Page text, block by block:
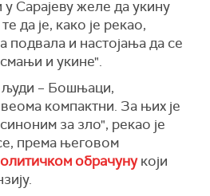
Сарајеву желе да укину
да је, како је рекао,
подвала и настојања да се
и укине".
људи – Бошњаци,
компактни. За њих је
за зло", рекао је
према његовом
обрачунукоји